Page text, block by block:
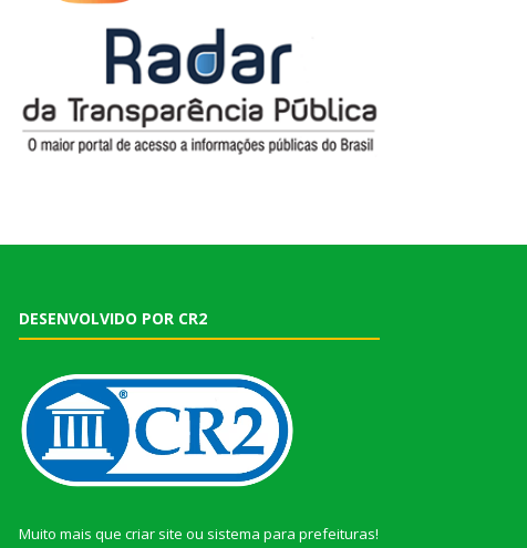
DESENVOLVIDO POR CR2
Muito mais que criar site ou sistema para prefeituras!